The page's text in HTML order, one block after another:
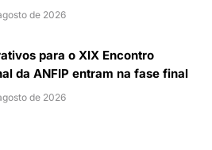
de 2026
para o XIX Encontro
da ANFIP entram na fase final
de 2026